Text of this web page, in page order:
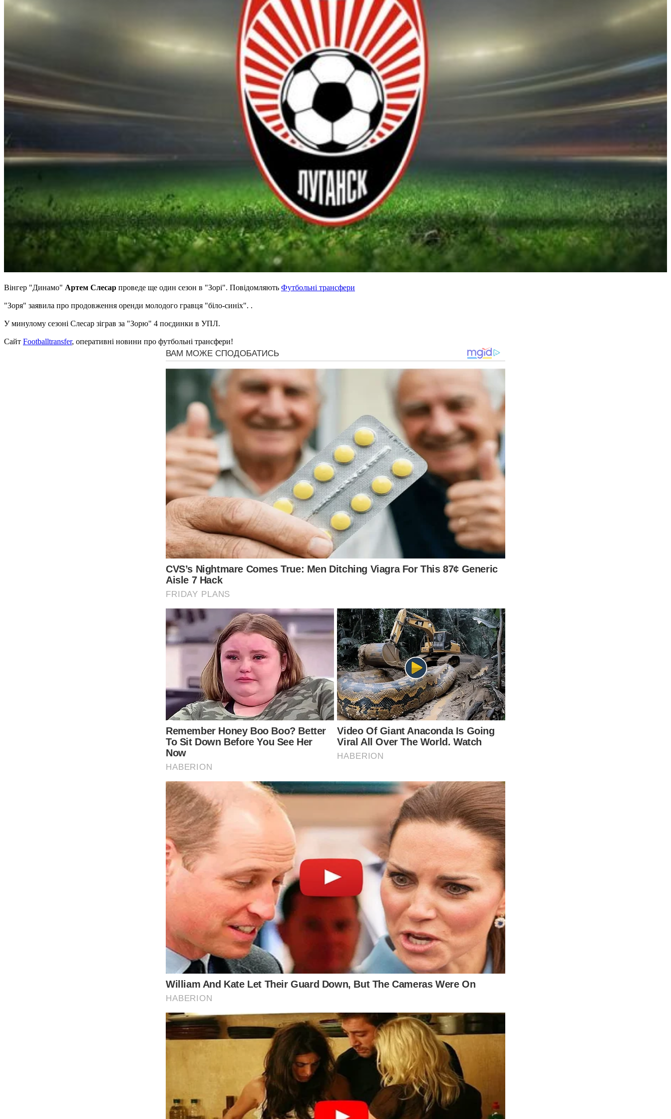
Вінгер "Динамо" Артем Слесар проведе ще один сезон в "Зорі". Повідомляють Футбольні трансфери
"Зоря" заявила про продовження оренди молодого гравця "біло-синіх". .
У минулому сезоні Слесар зіграв за "Зорю" 4 поєдинки в УПЛ.
Сайт Footballtransfer, оперативні новини про футбольні трансфери!